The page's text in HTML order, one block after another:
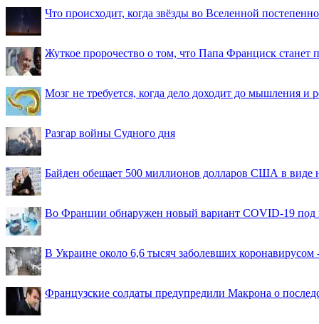
Что происходит, когда звёзды во Вселенной
Жуткое пророчество о том, что Папа Франциск
Мозг не требуется, когда дело доходит до мышления и
Разгар войны Судного дня
Байден обещает 500 миллионов долларов США в
Во Франции обнаружен новый вариант COVID-19 под
В Украине около 6,6 тысяч заболевших коронавирусом
Французские солдаты предупредили Макрона о